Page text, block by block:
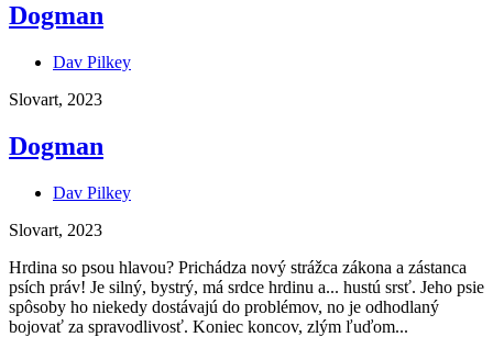
Dogman
Dav Pilkey
Slovart, 2023
Dogman
Dav Pilkey
Slovart, 2023
Hrdina so psou hlavou? Prichádza nový strážca zákona a zástanca
psích práv! Je silný, bystrý, má srdce hrdinu a... hustú srsť. Jeho psie
spôsoby ho niekedy dostávajú do problémov, no je odhodlaný
bojovať za spravodlivosť. Koniec koncov, zlým ľuďom...